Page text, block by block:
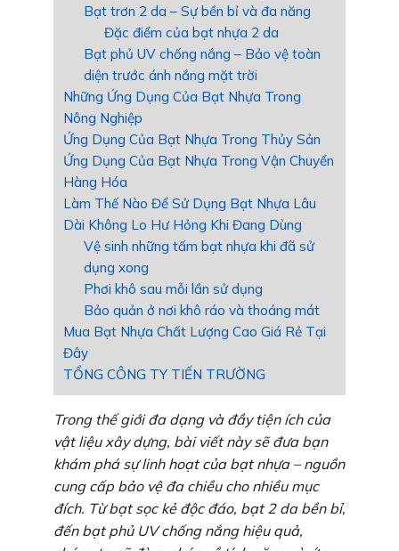
Bạt trơn 2 da – Sự bền bỉ và đa năng
Đặc điểm của bạt nhựa 2 da
Bạt phủ UV chống nắng – Bảo vệ toàn
diện trước ánh nắng mặt trời
Những Ứng Dụng Của Bạt Nhựa Trong
Nông Nghiệp
Ứng Dụng Của Bạt Nhựa Trong Thủy Sản
Ứng Dụng Của Bạt Nhựa Trong Vận Chuyển
Hàng Hóa
Làm Thế Nào Để Sử Dụng Bạt Nhựa Lâu
Dài Không Lo Hư Hỏng Khi Đang Dùng
Vệ sinh những tấm bạt nhựa khi đã sử
dụng xong
Phơi khô sau mỗi lần sử dụng
Bảo quản ở nơi khô ráo và thoáng mát
Mua Bạt Nhựa Chất Lượng Cao Giá Rẻ Tại
Đây
TỔNG CÔNG TY TIẾN TRƯỜNG
Trong thế giới đa dạng và đầy tiện ích của
vật liệu xây dựng, bài viết này sẽ đưa bạn
khám phá sự linh hoạt của bạt nhựa – nguồn
cung cấp bảo vệ đa chiều cho nhiều mục
đích. Từ bạt sọc kẻ độc đáo, bạt 2 da bền bỉ,
đến bạt phủ UV chống nắng hiệu quả,